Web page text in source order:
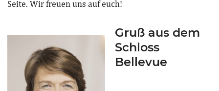
Seite. Wir freuen uns auf euch!
Gruß aus dem
Schloss
Bellevue